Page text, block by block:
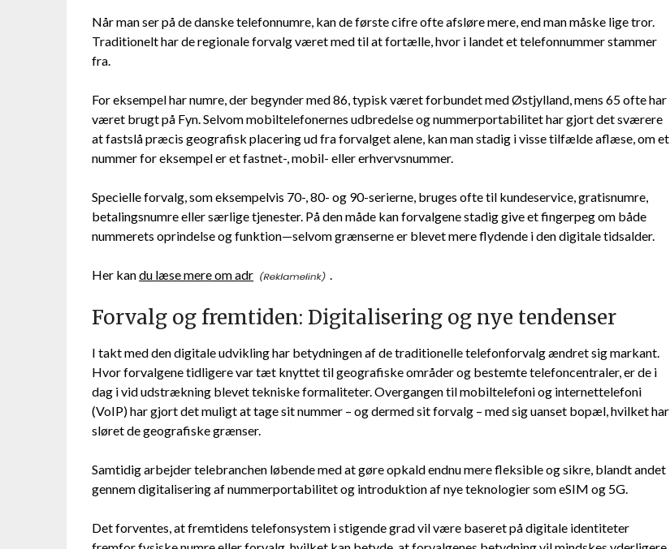
Når man ser på de danske telefonnumre, kan de første cifre ofte afsløre mere, end man måske lige tror.
Traditionelt har de regionale forvalg været med til at fortælle, hvor i landet et telefonnummer stammer
fra.
For eksempel har numre, der begynder med 86, typisk været forbundet med Østjylland, mens 65 ofte har
været brugt på Fyn. Selvom mobiltelefonernes udbredelse og nummerportabilitet har gjort det sværere
at fastslå præcis geografisk placering ud fra forvalget alene, kan man stadig i visse tilfælde aflæse, om et
nummer for eksempel er et fastnet-, mobil- eller erhvervsnummer.
Specielle forvalg, som eksempelvis 70-, 80- og 90-serierne, bruges ofte til kundeservice, gratisnumre,
betalingsnumre eller særlige tjenester. På den måde kan forvalgene stadig give et fingerpeg om både
nummerets oprindelse og funktion—selvom grænserne er blevet mere flydende i den digitale tidsalder.
Her kandu læse mere om adr .
Forvalg og fremtiden: Digitalisering og nye tendenser
I takt med den digitale udvikling har betydningen af de traditionelle telefonforvalg ændret sig markant.
Hvor forvalgene tidligere var tæt knyttet til geografiske områder og bestemte telefoncentraler, er de i
dag i vid udstrækning blevet tekniske formaliteter. Overgangen til mobiltelefoni og internettelefoni
(VoIP) har gjort det muligt at tage sit nummer – og dermed sit forvalg – med sig uanset bopæl, hvilket har
sløret de geografiske grænser.
Samtidig arbejder telebranchen løbende med at gøre opkald endnu mere fleksible og sikre, blandt andet
gennem digitalisering af nummerportabilitet og introduktion af nye teknologier som eSIM og 5G.
Det forventes, at fremtidens telefonsystem i stigende grad vil være baseret på digitale identiteter